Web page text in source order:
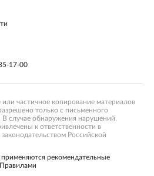
17-00
частичное копирование материалов
только с письменного
В случае обнаружения нарушений,
к ответственности в
Российской
рекомендательные